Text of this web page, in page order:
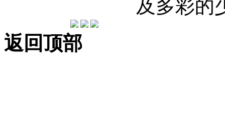
及多彩的
返回顶部